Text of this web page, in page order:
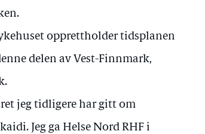
opprettholder tidsplanen
delen av Vest-Finnmark,
jeg tidligere har gitt om
Jeg ga Helse Nord RHF i